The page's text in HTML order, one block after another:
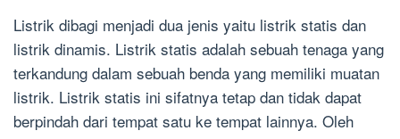
Listrik dibagi menjadi dua jenis yaitu listrik statis dan
listrik dinamis. Listrik statis adalah sebuah tenaga yang
terkandung dalam sebuah benda yang memiliki muatan
listrik. Listrik statis ini sifatnya tetap dan tidak dapat
berpindah dari tempat satu ke tempat lainnya. Oleh